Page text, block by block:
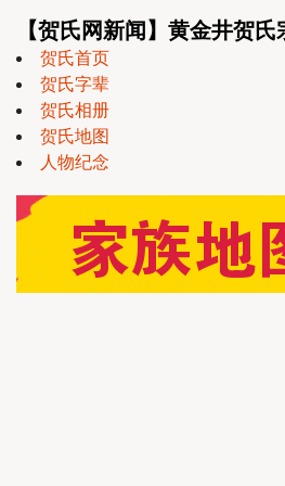
【贺氏网新闻】黄金井贺
贺氏首页
贺氏字辈
贺氏相册
贺氏地图
人物纪念